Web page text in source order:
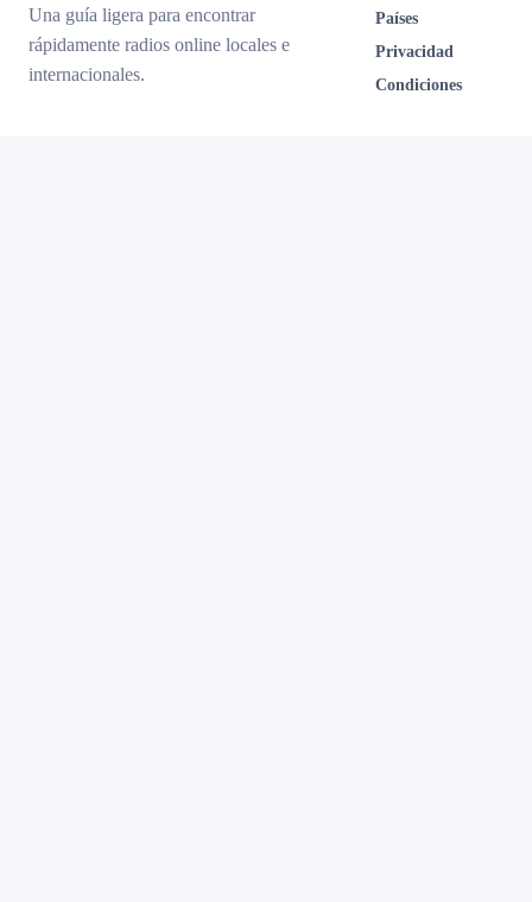
Una guía ligera para encontrar
rápidamente radios online locales e
internacionales.
Países
Privacidad
Condiciones